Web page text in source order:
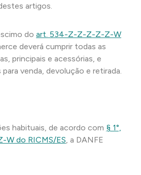
artigos.
do art. 534-Z-Z-Z-Z-Z-W
deverá cumprir todas as
principais e acessórias, e
venda, devolução e retirada.
habituais, de acordo com § 1°,
do RICMS/ES, a DANFE